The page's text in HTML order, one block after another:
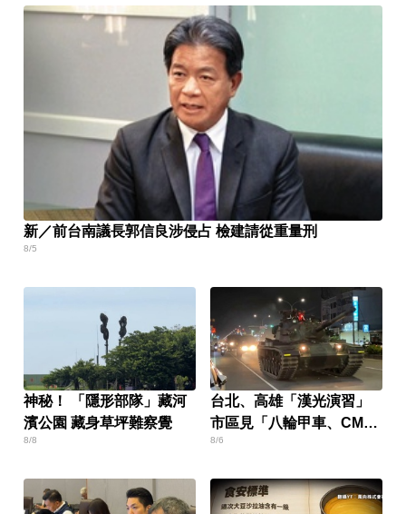
新／前台南議長郭信良涉侵占 檢建請從重量刑
8/5
神秘！ 「隱形部隊」藏河
濱公園 藏身草坪難察覺
8/8
台北、高雄「漢光演習」
市區見「八輪甲車、CM11
戰車」
8/6